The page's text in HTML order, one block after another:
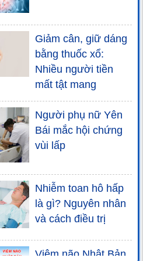
Giảm cân, giữ dáng
bằng thuốc xổ:
Nhiều người tiền
mất tật mang
Người phụ nữ Yên
Bái mắc hội chứng
vùi lấp
Nhiễm toan hô hấp
là gì? Nguyên nhân
và cách điều trị
Viêm não Nhật Bản